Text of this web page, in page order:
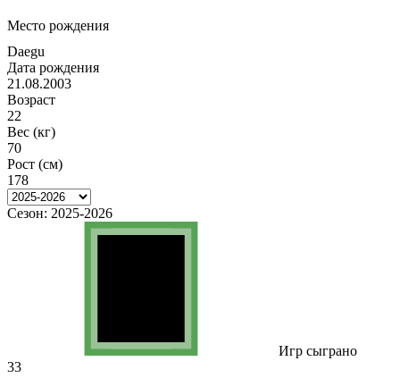
Место рождения
Daegu
Дата рождения
21.08.2003
Возраст
22
Вес (кг)
70
Рост (см)
178
Сезон: 2025-2026
Игр сыграно
33